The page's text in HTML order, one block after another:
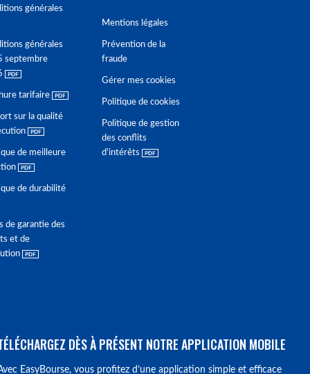
générales
générales
septembre
tarifaire
sur la qualité
de meilleure
de durabilité
de garantie des
et de
Mentions légales
Prévention de la
fraude
Gérer mes cookies
Politique de cookies
Politique de gestion
des conflits
d'intérêts
DÈS À PRÉSENT NOTRE APPLICATION MOBILE
EasyBourse, vous profitez d’une application simple et efficace